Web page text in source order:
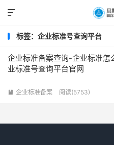

标签：企业标准号查询平台
企业标准备案查询-企业标准怎
业标准号查询平台官网
 企业标准备案 阅读(5753)